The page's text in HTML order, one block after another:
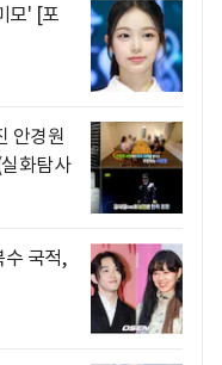
모' [포
안경원
화탐사
국적,